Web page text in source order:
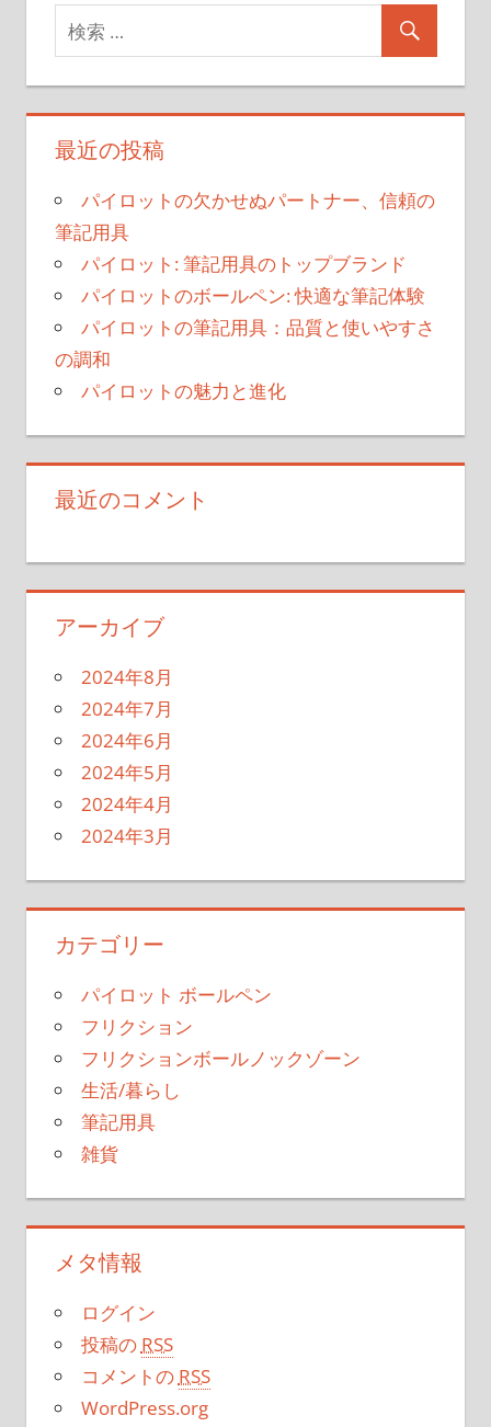
最近の投稿
パイロットの欠かせぬパートナー、信頼の
筆記用具
パイロット: 筆記用具のトップブランド
パイロットのボールペン: 快適な筆記体験
パイロットの筆記用具：品質と使いやすさ
の調和
パイロットの魅力と進化
最近のコメント
アーカイブ
2024年8月
2024年7月
2024年6月
2024年5月
2024年4月
2024年3月
カテゴリー
パイロット ボールペン
フリクション
フリクションボールノックゾーン
生活/暮らし
筆記用具
雑貨
メタ情報
ログイン
投稿の RSS
コメントの RSS
WordPress.org